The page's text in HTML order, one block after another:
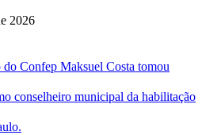
2026
do Confep Maksuel Costa tomou
conselheiro municipal da habilitação